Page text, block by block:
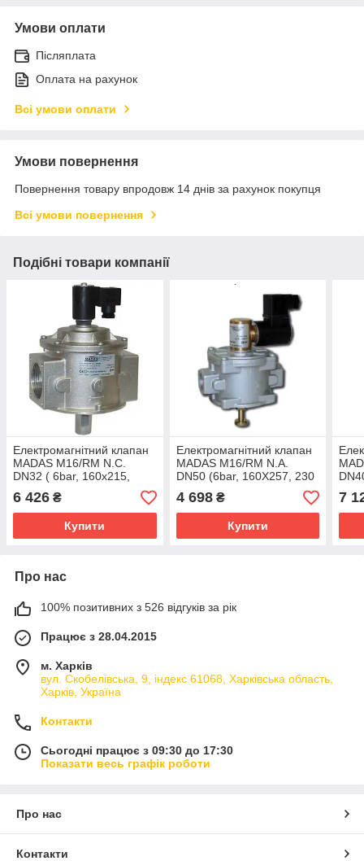
Умови оплати
Післяплата
Оплата на рахунок
Всі умови оплати
Умови повернення
Повернення товару впродовж 14 днів за рахунок покупця
Всі умови повернення
Подібні товари компанії
Електромагнітний клапан
MADAS M16/RM N.C.
DN32 ( 6bar, 160x215,
12В)
6 426 ₴
Купити
Електромагнітний клапан
MADAS M16/RM N.A.
DN50 (6bar, 160X257, 230
В)
4 698₴
Купити
7
Про нас
100% позитивних з 526 відгуків за рік
Працює з 28.04.2015
м. Харків
вул. Скобелівська, 9, індекс 61068, Харківська область,
Харків, Україна
Контакти
Сьогодні працює з 09:30 до 17:30
Показати весь графік роботи
Про нас
Контакти